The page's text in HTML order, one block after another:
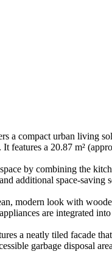
a compact urban living
features a 20.87 m²
by combining the
additional space-saving
modern look with
are integrated
a neatly tiled facade
garbage disposal